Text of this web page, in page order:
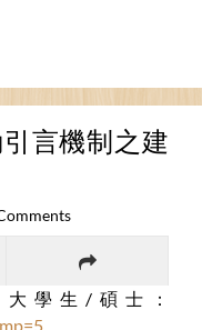
言機制之建
學生/碩士：